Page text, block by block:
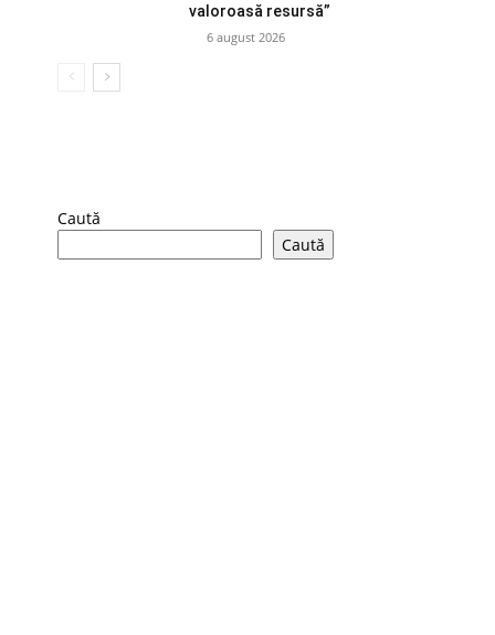
valoroasă resursă”
6 august 2026
Caută
Caută